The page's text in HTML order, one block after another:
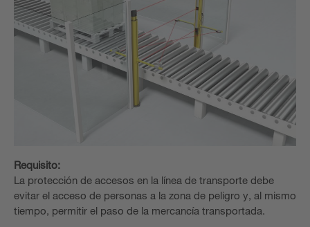
Requisito:
La protección de accesos en la línea de transporte debe
evitar el acceso de personas a la zona de peligro y, al mismo
tiempo, permitir el paso de la mercancía transportada.